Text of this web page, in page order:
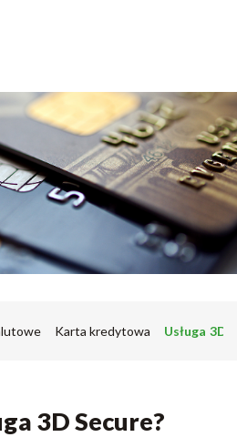
Karta kredytowa Usługa 3D
3D Secure?